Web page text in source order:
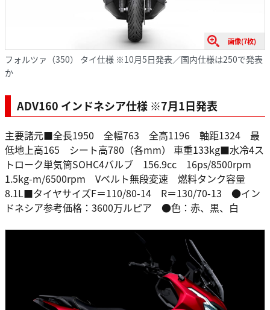
画像(7枚)
フォルツァ（350） タイ仕様 ※10月5日発表／国内仕様は250で発表
か
ADV160 インドネシア仕様 ※7月1日発表
主要諸元■全長1950 全幅763 全高1196 軸距1324 最
低地上高165 シート高780（各mm） 車重133kg■水冷4ス
トローク単気筒SOHC4バルブ 156.9cc 16ps/8500rpm
1.5kg-m/6500rpm Vベルト無段変速 燃料タンク容量
8.1L■タイヤサイズF＝110/80-14 R＝130/70-13 ●イン
ドネシア参考価格：3600万ルピア ●色：赤、黒、白